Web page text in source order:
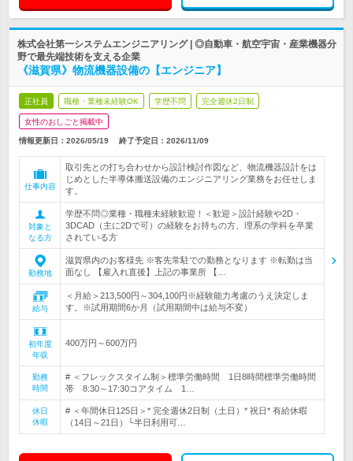
株式会社第一システムエンジニアリング | ◎自動車・航空宇宙・産業機器分
野で最先端技術を支える企業
《滋賀県》物流機器設備の【エンジニア】
正社員 職種・業種未経験OK 学歴不問 完全週休2日制
女性のおしごと掲載中
情報更新日：2026/05/19 終了予定日： 2026/11/09
仕事内容
取引先との打ち合わせから設計検討作図など、物流機器設計をは
じめとした半導体搬送設備のエンジニアリング業務をお任せしま
す。
対象と
なる方
学歴不問◎業種・職種未経験歓迎！＜歓迎＞設計経験や2D・
3DCAD（主に2Dで可）の経験をお持ちの方、理系の学科を卒業
されている方
勤務地
滋賀県内のお客様先 ※客先常駐での勤務となります ※転勤は当
面なし 【雇入れ直後】上記の事業所 【…
給与
＜月給＞213,500円～304,100円※経験能力考慮のうえ決定しま
す。※試用期間6か月（試用期間中は給与不変）
初年度
年収
400万円～600万円
勤務
時間
# ＜フレックスタイム制＞標準労働時間 1日8時間標準労働時間
帯 8:30～17:30コアタイム 1…
休日
休暇
# ＜年間休日125日＞* 完全週休2日制（土日）* 祝日* 有給休暇
（14日～21日）└半日利用可…